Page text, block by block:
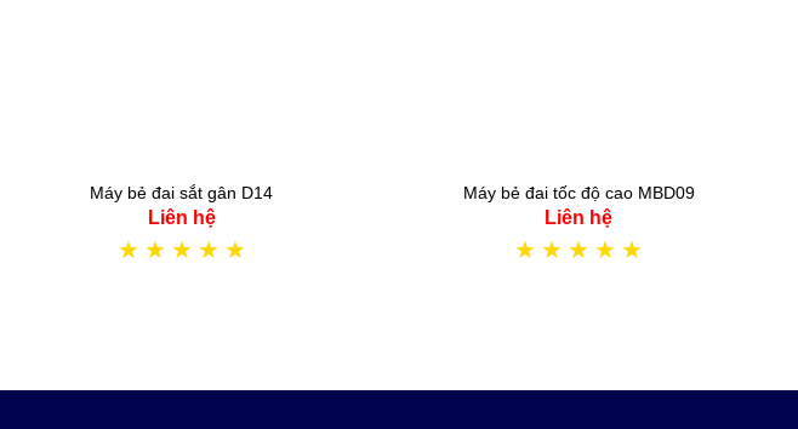
Máy bẻ đai sắt gân D14
Liên hệ
★ ★ ★ ★ ★
Máy bẻ đai tốc độ cao MBD09
Liên hệ
★ ★ ★ ★ ★